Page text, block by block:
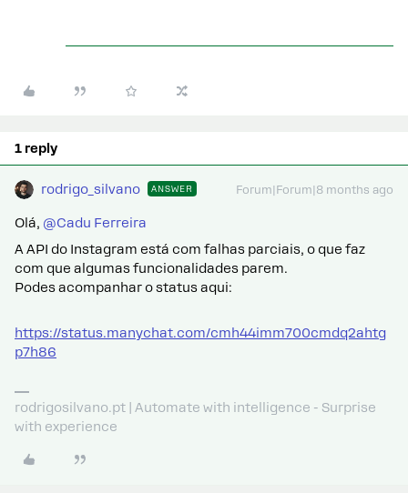
1 reply
rodrigo_silvano ANSWER Forum|Forum|8 months ago
Olá, ​ @Cadu Ferreira
A API do Instagram está com falhas parciais, o que faz
com que algumas funcionalidades parem.
Podes acompanhar o status aqui:
https://status.manychat.com/cmh44imm700cmdq2ahtg
p7h86
rodrigosilvano.pt | Automate with intelligence - Surprise
with experience